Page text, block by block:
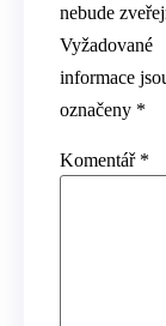
nebude
Vyžadované
informace
označeny *
Komentář *